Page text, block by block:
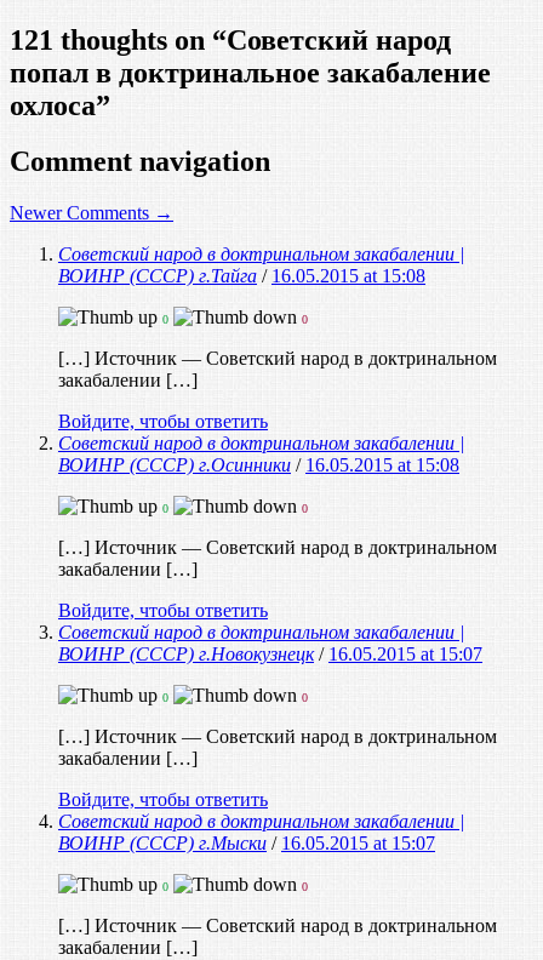
121 thoughts on “Советский народ
попал в доктринальное закабаление
охлоса”
Comment navigation
Newer Comments →
Советский народ в доктринальном закабалении |
ВОИНР (СССР) г.Тайга / 16.05.2015 at 15:08
0 0
[…] Источник — Советский народ в доктринальном
закабалении […]
Войдите, чтобы ответить
Советский народ в доктринальном закабалении |
ВОИНР (СССР) г.Осинники / 16.05.2015 at 15:08
0 0
[…] Источник — Советский народ в доктринальном
закабалении […]
Войдите, чтобы ответить
Советский народ в доктринальном закабалении |
ВОИНР (СССР) г.Новокузнецк/ 16.05.2015 at 15:07
0 0
[…] Источник — Советский народ в доктринальном
закабалении […]
Войдите, чтобы ответить
Советский народ в доктринальном закабалении |
ВОИНР (СССР) г.Мыски / 16.05.2015 at 15:07
0 0
[…] Источник — Советский народ в доктринальном
закабалении […]